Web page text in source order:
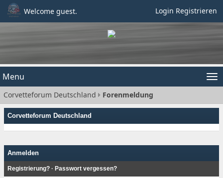
Welcome guest. Login Registrieren
Menu
Corvetteforum Deutschland Forenmeldung
Corvetteforum Deutschland
Anmelden
Registrierung? · Passwort vergessen?